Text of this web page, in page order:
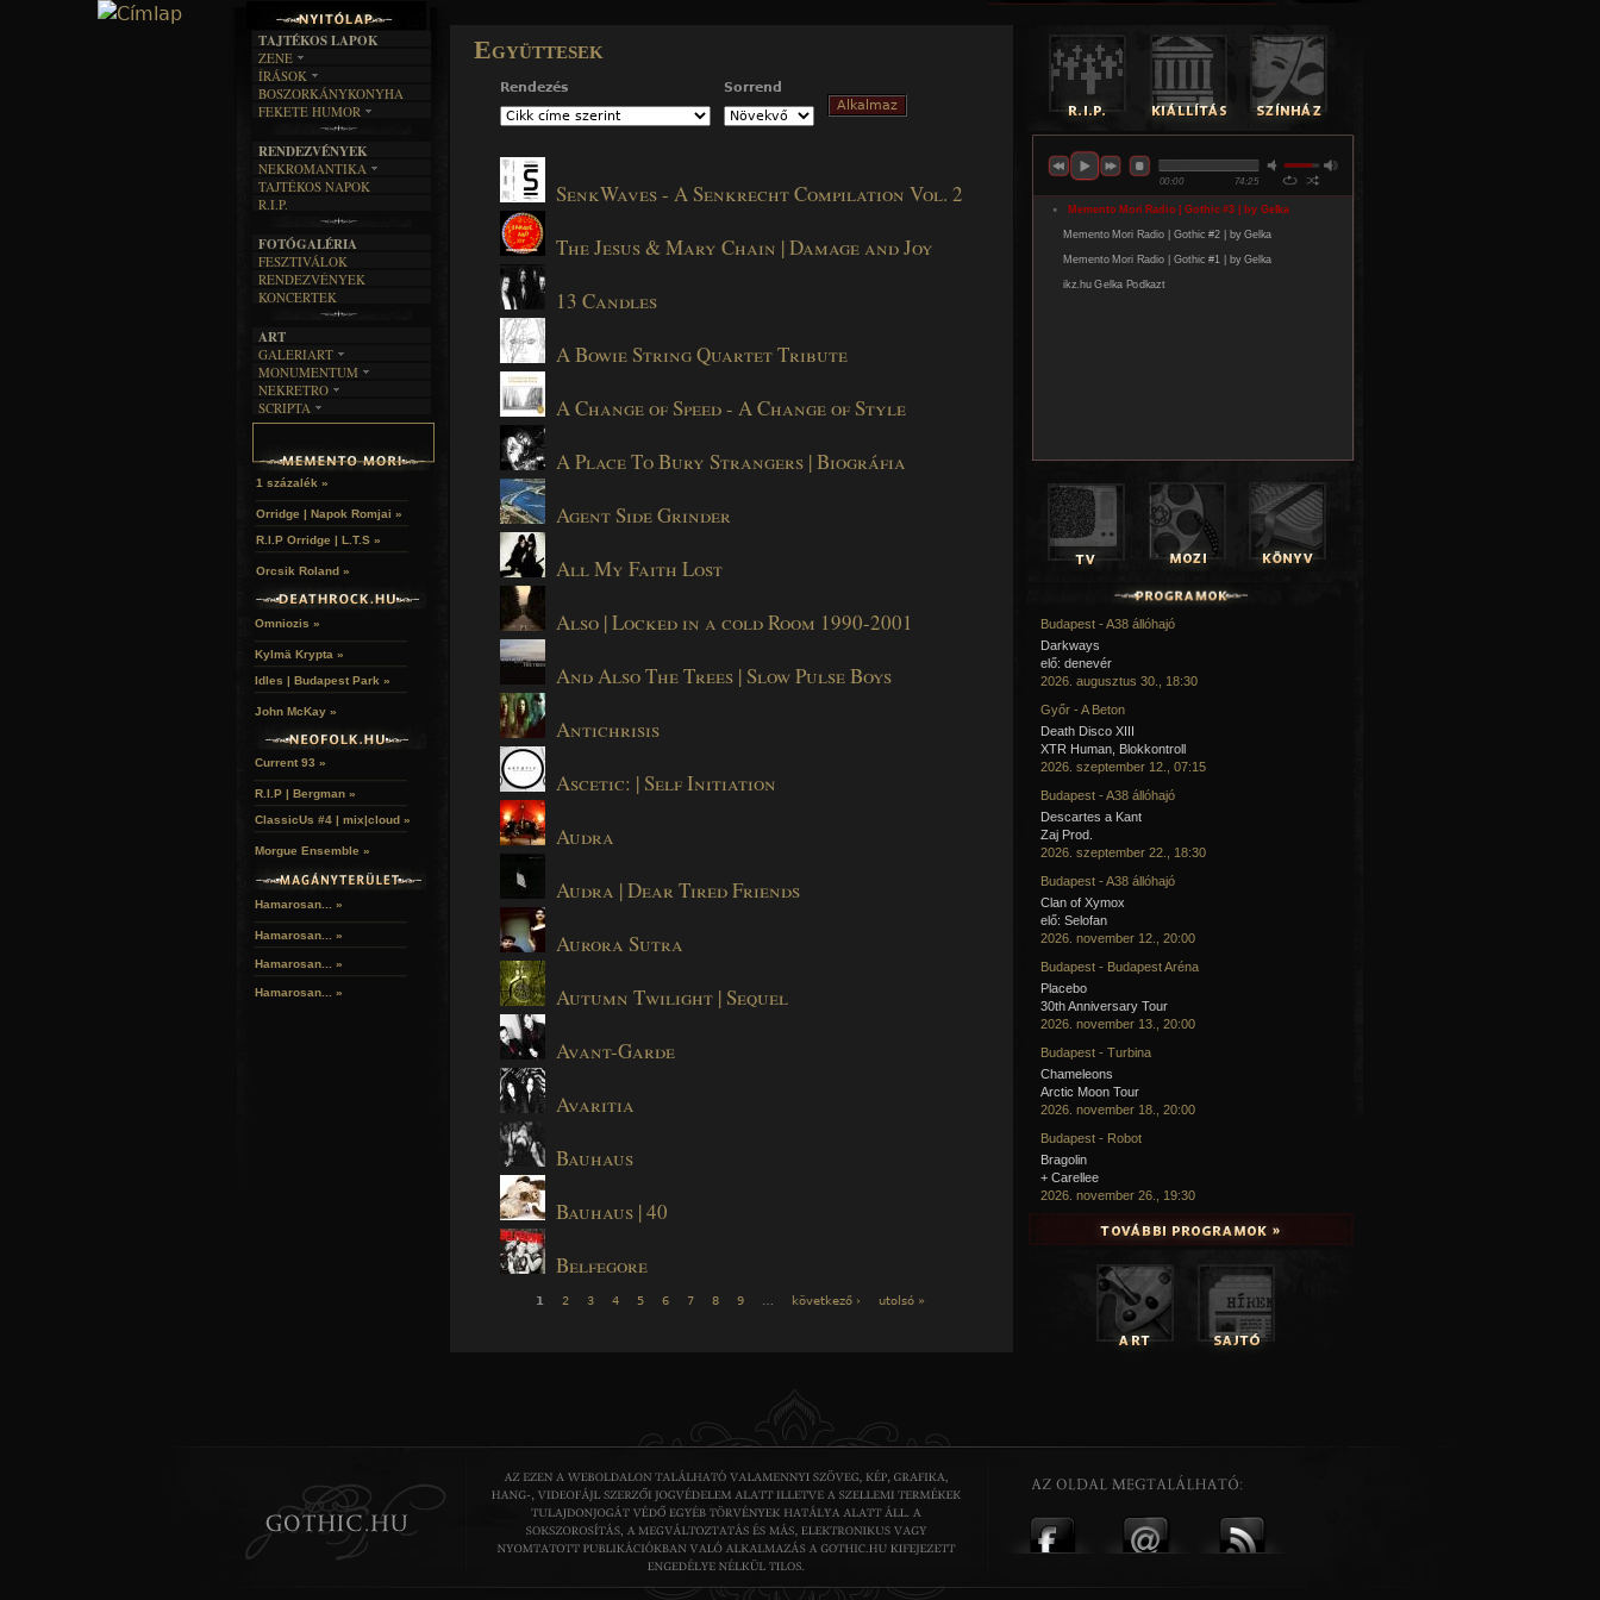
Együttesek
Rendezés Sorrend
SenkWaves - A Senkrecht Compilation Vol. 2
The Jesus & Mary Chain | Damage and Joy
13 Candles
A Bowie String Quartet Tribute
A Change of Speed - A Change of Style
A Place To Bury Strangers | Biográfia
Agent Side Grinder
All My Faith Lost
Also | Locked in a cold Room 1990​-​2001
And Also The Trees | Slow Pulse Boys
Antichrisis
Ascetic: | Self Initiation
Audra
Audra | Dear Tired Friends
Aurora Sutra
Autumn Twilight | Sequel
Avant-Garde
Avaritia
Bauhaus
Bauhaus | 40
Belfegore
1 2 3 4 5 6 7 8 9 következő › utolsó »
TAJTÉKOS LAPOK
ZENE
EGYÜTTESEK
INTERJÚK
FORDÍTÁSOK
DALSZÖVEGEK
ÍRÁSOK
IRODALOM
FILM
MŰVÉSZET
ÍRÁSTÖRTÉNET
BOSZORKÁNYKONYHA
FEKETE HUMOR
SZÖVEGES
RENDEZVÉNYEK
NEKROMANTIKA
AKTUÁLIS
A MÚLT
TAJTÉKOS NAPOK
R.I.P.
FOTÓGALÉRIA
FESZTIVÁLOK
RENDEZVÉNYEK
KONCERTEK
ART
GALERIART
ARTGALERI
KÉPREGÉNYEK
LAKÁSKULTS
MONUMENTUM
TEMETŐK
TEMPLOMOK
HELYEK
NEKRETRO
SZUBKULT
RELIKVIÁK
SCRIPTA
NOVELLÁK
HALÁLTÁNC
1 százalék »
Orridge | Napok Romjai »
R.I.P Orridge | L.T.S »
Orcsik Roland »
Omniozis »
Kylmä Krypta »
Idles | Budapest Park »
John McKay »
Current 93 »
R.I.P | Bergman »
ClassicUs #4 | mix|cloud »
Morgue Ensemble »
Hamarosan... »
Hamarosan... »
Hamarosan... »
Hamarosan... »
Budapest - A38 állóhajó
Darkways
elő: denevér
2026. augusztus 30., 18:30
Győr - A Beton
Death Disco XIII
XTR Human, Blokkontroll
2026. szeptember 12., 07:15
Budapest - A38 állóhajó
Descartes a Kant
Zaj Prod.
2026. szeptember 22., 18:30
Budapest - A38 állóhajó
Clan of Xymox
elő: Selofan
2026. november 12., 20:00
Budapest - Budapest Aréna
Placebo
30th Anniversary Tour
2026. november 13., 20:00
Budapest - Turbina
Chameleons
Arctic Moon Tour
2026. november 18., 20:00
Budapest - Robot
Bragolin
+ Carellee
2026. november 26., 19:30